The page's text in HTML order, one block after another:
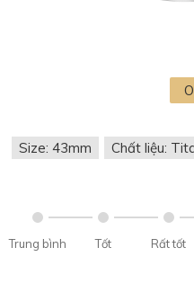
Size: 43mm Chất liệu:
Trung bình Tốt Rất tốt